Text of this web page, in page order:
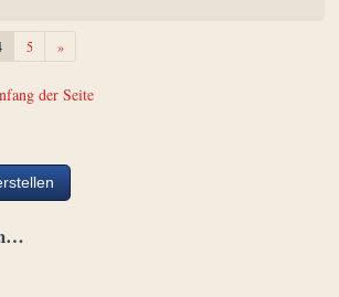
5 »Weiter
der Seite